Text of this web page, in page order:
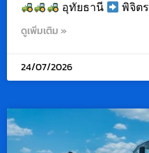
อุทัยธานี พิจิตร
ดูเพิ่มเติม »
24/07/2026